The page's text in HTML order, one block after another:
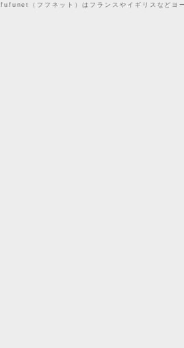
fufunet（フフネット）はフランスやイギリスなどヨ